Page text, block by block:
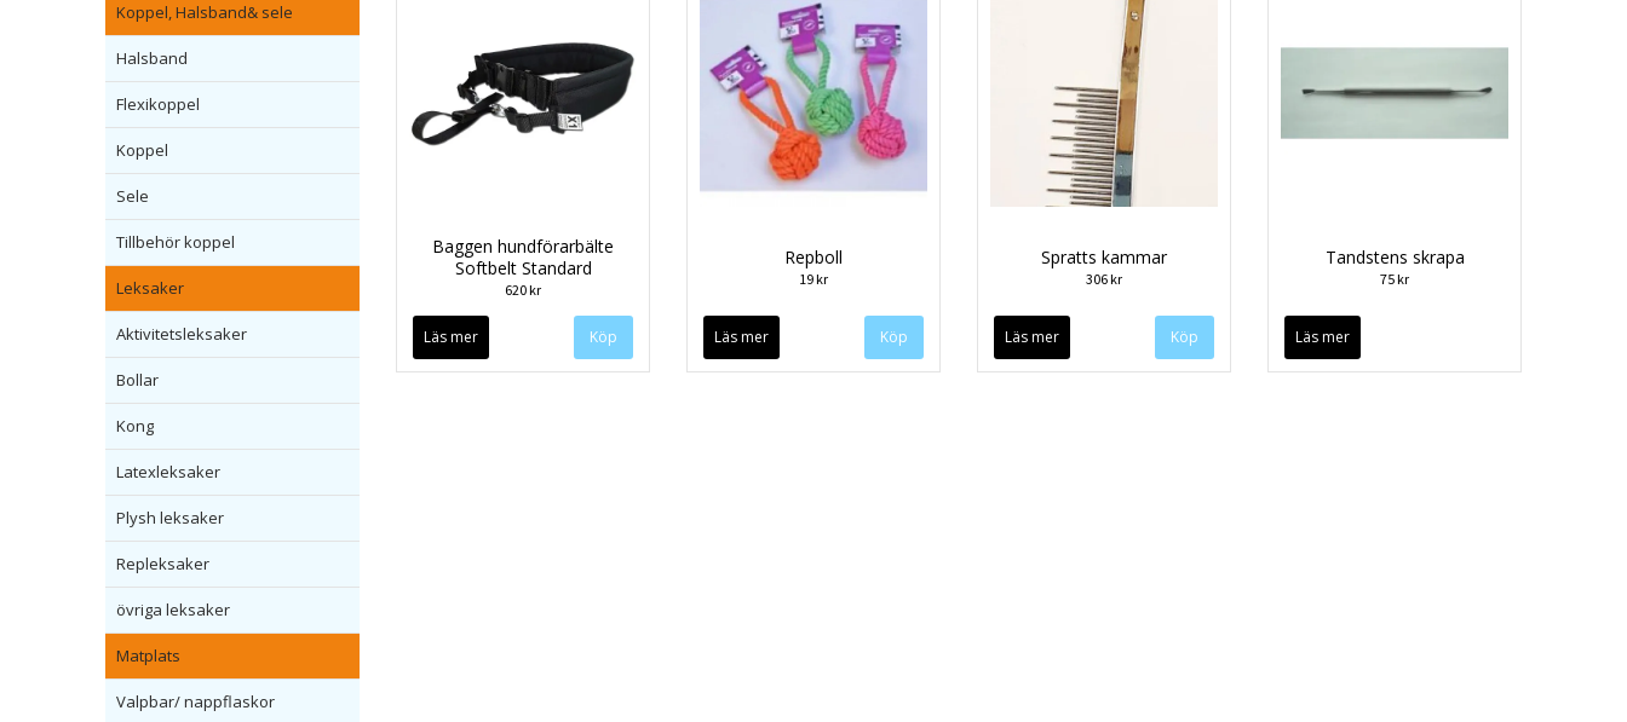
Koppel, Halsband& sele
Halsband
Flexikoppel
Koppel
Sele
Tillbehör koppel
Leksaker
Aktivitetsleksaker
Bollar
Kong
Latexleksaker
Plysh leksaker
Repleksaker
övriga leksaker
Matplats
Valpbar/ nappflaskor
Baggen hundförarbälte
Softbelt Standard
620 kr
Läs mer Köp
Repboll
19 kr
Läs mer
Spratts kammar
306 kr
Läs mer Köp
Tandstens skrapa
75 kr
Läs mer